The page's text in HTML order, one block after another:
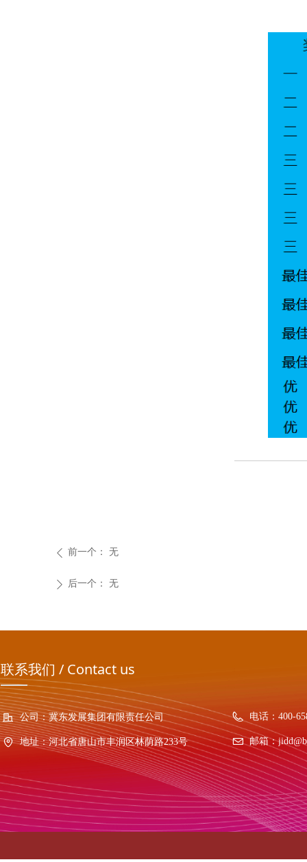
ꄴ 前一个： 无
ꄲ 后一个： 无
联系我们 / Contact us
公司：冀东发展集团有限责任公司
地址：河北省唐山市丰润区林荫路233号
电话： 400-
邮箱：